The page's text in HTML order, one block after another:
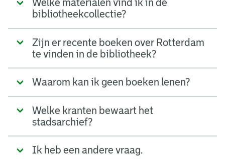
Welke materialen vind ik in de
bibliotheekcollectie?
Zijn er recente boeken over Rotterdam
te vinden in de bibliotheek?
Waarom kan ik geen boeken lenen?
Welke kranten bewaart het
stadsarchief?
Ik heb een andere vraag.